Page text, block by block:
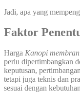
Jadi, apa yang
Faktor
Harga Kanopi membran
perlu dipertimbangkan
keputusan,
tetapi juga teknis dan
sesuai dengan